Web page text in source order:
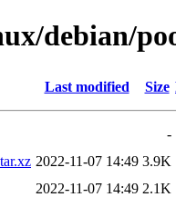
debian/
Last modified Size
-
2022-11-07 14:49 3.9K
2022-11-07 14:49 2.1K